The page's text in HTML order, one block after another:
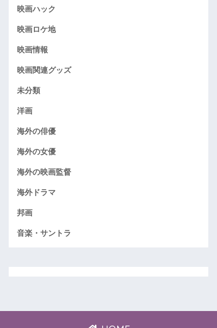
映画ハック
映画ロケ地
映画情報
映画関連グッズ
未分類
洋画
海外の俳優
海外の女優
海外の映画監督
海外ドラマ
邦画
音楽・サントラ